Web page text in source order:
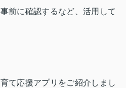
前に確認するなど、活用して
て応援アプリをご紹介しまし